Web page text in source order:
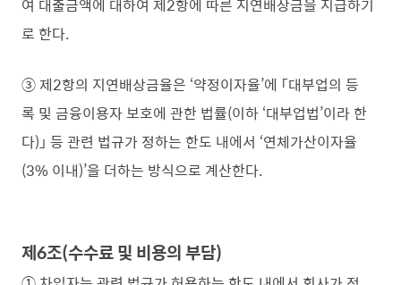
여 대출금액에 대하여 제2항에 따른 지연배상금을 지급하기
로 한다.
③ 제2항의 지연배상금율은 ‘약정이자율’에 「대부업의 등
록 및 금융이용자 보호에 관한 법률(이하 ‘대부업법’이라 한
다)」 등 관련 법규가 정하는 한도 내에서 ‘연체가산이자율
(3% 이내)’을 더하는 방식으로 계산한다.
제6조(수수료 및 비용의 부담)